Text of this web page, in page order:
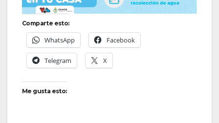
Comparte esto:
WhatsApp Facebook
Telegram X
Me gusta esto: